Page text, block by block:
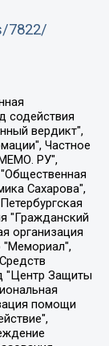
7822/
Брониславовна, Кашин Олег Владимирович, Петров Николай Владимирович, Пивоваров Алексей Владимирович, Соколов Михаил Владимирович, Цветкова Юлия Владимировна, Чичваркин Евгений Александрович, Комитет против пыток/Команда против пыток, Общество с ограниченной ответственностью "Первый научный", Общество с ограниченной ответственностью "Вертолет и ко", Белоцерковская Вероника Борисовна, Кац Максим Евгеньевич, Лазарева Татьяна Юрьевна, Шаведдинов Руслан Табризович, Яшин Илья Валерьевич, Общество с ограниченной ответственностью "Иноагент ААВ", Алешковский Дмитрий Петрович, Альбац Евгения Марковна, Быков Дмитрий Львович, Галямина Юлия Евгеньевна, Лойко Сергей Леонидович, Мартынов Кирилл Константинович, Медведев Сергей Александрович, Крашенинников Федор Геннадиевич, Гордеева Катерина Вл